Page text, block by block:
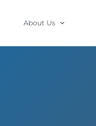
About Us